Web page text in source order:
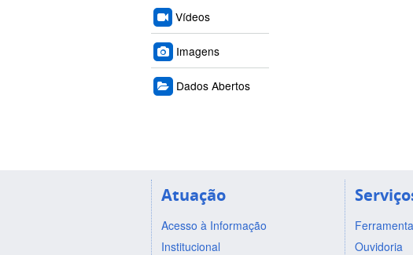
Vídeos
Imagens
Dados Abertos
Atuação
Acesso à Informação
Institucional
Ouvidoria